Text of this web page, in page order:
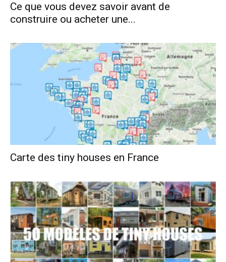
Ce que vous devez savoir avant de
construire ou acheter une...
Carte des tiny houses en France